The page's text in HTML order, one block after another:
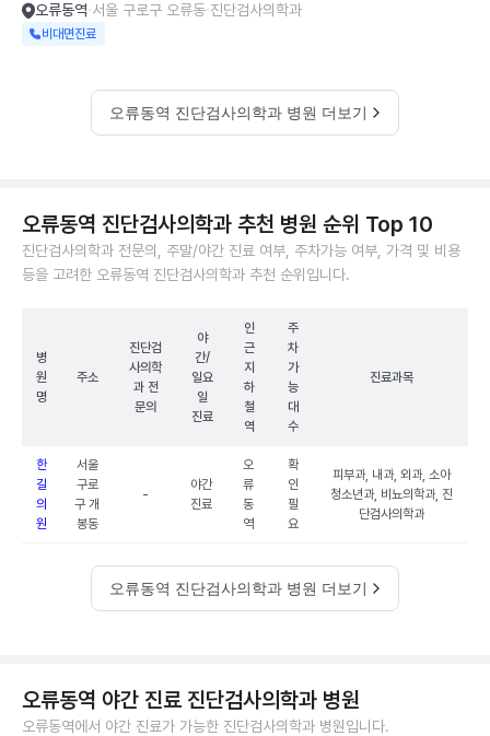
오류동역 서울 구로구 오류동 진단검사의학과
비대면진료
오류동역 진단검사의학과 병원 더보기
오류동역 진단검사의학과 추천 병원 순위 Top 10
진단검사의학과 전문의, 주말/야간 진료 여부, 주차가능 여부, 가격 및 비용
등을 고려한 오류동역 진단검사의학과 추천 순위입니다.
병
원
명
주소
진단검
사의학
과 전
문의
야
간/
일요
일
진료
인
근
지
하
철
역
주
차
가
능
대
수
진료과목
한
길
의
원
서울
구로
구 개
봉동
-
야간
진료
오
류
동
역
확
인
필
요
피부과, 내과, 외과, 소아
청소년과, 비뇨의학과, 진
단검사의학과
오류동역 진단검사의학과 병원 더보기
오류동역 야간 진료 진단검사의학과 병원
오류동역에서 야간 진료가 가능한 진단검사의학과 병원입니다.